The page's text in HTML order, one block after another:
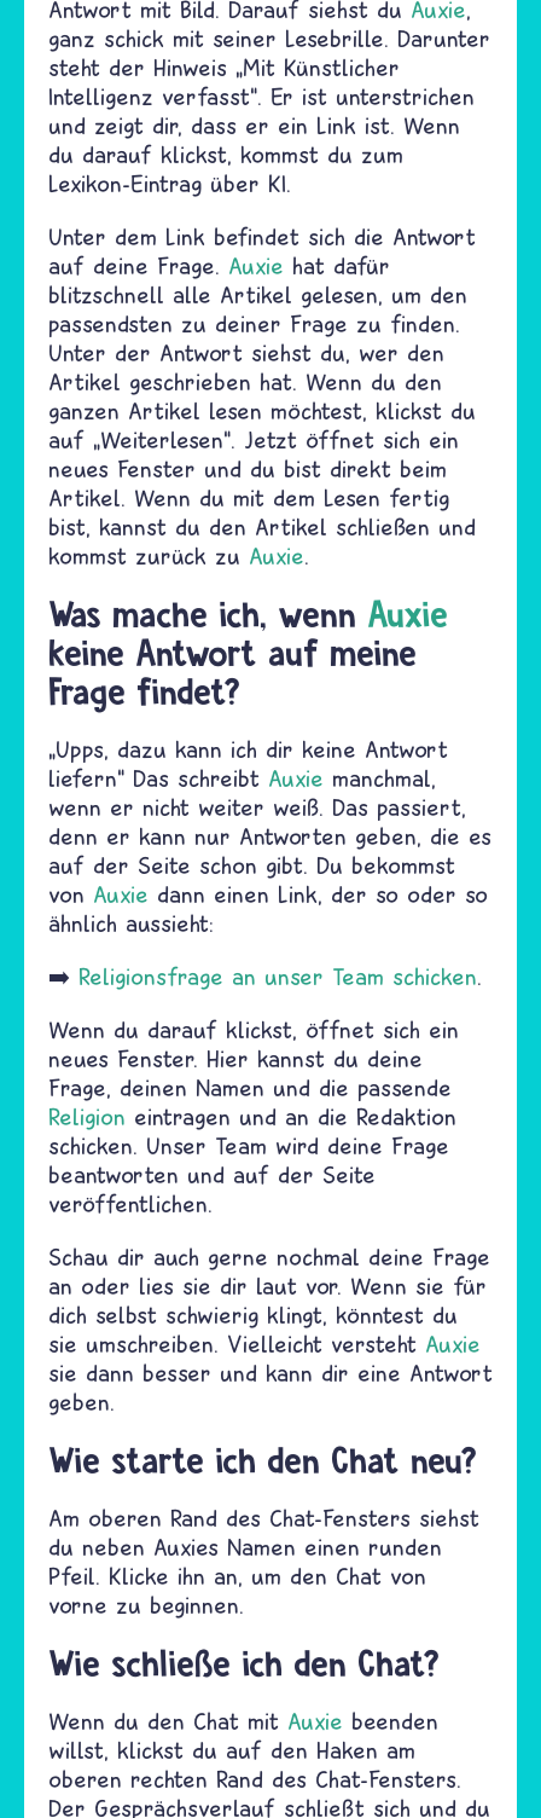
Antwort mit Bild. Darauf siehst du Auxie,
ganz schick mit seiner Lesebrille. Darunter
steht der Hinweis „Mit Künstlicher
Intelligenz verfasst“. Er ist unterstrichen
und zeigt dir, dass er ein Link ist. Wenn
du darauf klickst, kommst du zum
Lexikon-Eintrag über KI.
Unter dem Link befindet sich die Antwort
auf deine Frage. Auxie hat dafür
blitzschnell alle Artikel gelesen, um den
passendsten zu deiner Frage zu finden.
Unter der Antwort siehst du, wer den
Artikel geschrieben hat. Wenn du den
ganzen Artikel lesen möchtest, klickst du
auf „Weiterlesen“. Jetzt öffnet sich ein
neues Fenster und du bist direkt beim
Artikel. Wenn du mit dem Lesen fertig
bist, kannst du den Artikel schließen und
kommst zurück zu Auxie.
Was mache ich, wenn Auxie
keine Antwort auf meine
Frage findet?
„Upps, dazu kann ich dir keine Antwort
liefern“ Das schreibt Auxie manchmal,
wenn er nicht weiter weiß. Das passiert,
denn er kann nur Antworten geben, die es
auf der Seite schon gibt. Du bekommst
von Auxie dann einen Link, der so oder so
ähnlich aussieht:
➡️ Religionsfrage an unser Team schicken.
Wenn du darauf klickst, öffnet sich ein
neues Fenster. Hier kannst du deine
Frage, deinen Namen und die passende
Religion eintragen und an die Redaktion
schicken. Unser Team wird deine Frage
beantworten und auf der Seite
veröffentlichen.
Schau dir auch gerne nochmal deine Frage
an oder lies sie dir laut vor. Wenn sie für
dich selbst schwierig klingt, könntest du
sie umschreiben. Vielleicht versteht Auxie
sie dann besser und kann dir eine Antwort
geben.
Wie starte ich den Chat neu?
Am oberen Rand des Chat-Fensters siehst
du neben Auxies Namen einen runden
Pfeil. Klicke ihn an, um den Chat von
vorne zu beginnen.
Wie schließe ich den Chat?
Wenn du den Chat mit Auxie beenden
willst, klickst du auf den Haken am
oberen rechten Rand des Chat-Fensters.
Der Gesprächsverlauf schließt sich und du